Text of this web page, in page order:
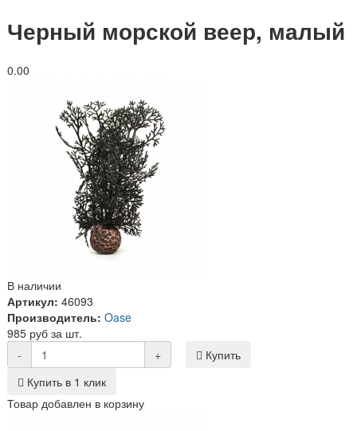
Черный морской веер, малый
0.00
В наличии
Артикул: 46093
Производитель: Oase
985 руб за шт.
-
+
Купить
Купить в 1 клик
Товар добавлен в корзину